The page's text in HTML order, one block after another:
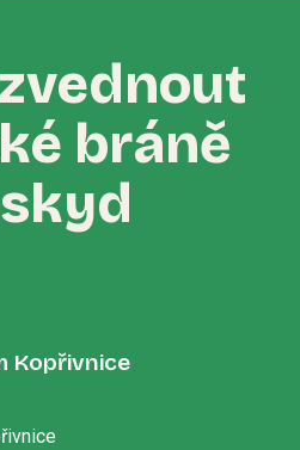
bráně
Kopřivnice